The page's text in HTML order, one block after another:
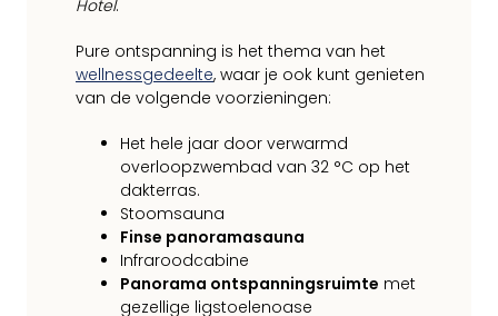
Hotel.
Pure ontspanning is het thema van het
wellnessgedeelte, waar je ook kunt genieten
van de volgende voorzieningen:
Het hele jaar door verwarmd
overloopzwembad van 32 °C op het
dakterras.
Stoomsauna
Finse panoramasauna
Infraroodcabine
Panorama ontspanningsruimte met
gezellige ligstoelenoase